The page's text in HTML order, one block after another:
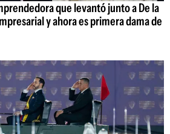
que levantó junto a De la
y ahora es primera dama de